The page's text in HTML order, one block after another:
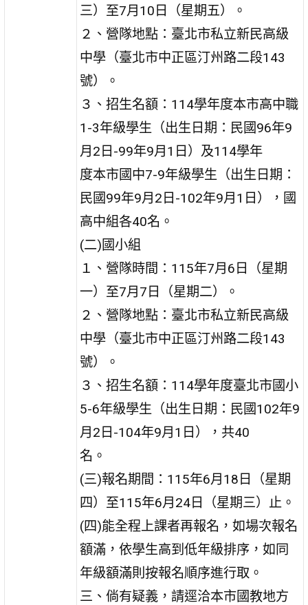
三）至7月10日（星期五）。
２、營隊地點：臺北市私立新民高級
中學（臺北市中正區汀州路二段143
號）。
３、招生名額：114學年度本市高中職
1-3年級學生（出生日期：民國96年9
月2日-99年9月1日）及114學年
度本市國中7-9年級學生（出生日期：
民國99年9月2日-102年9月1日），國
高中組各40名。
(二)國小組
１、營隊時間：115年7月6日（星期
一）至7月7日（星期二）。
２、營隊地點：臺北市私立新民高級
中學（臺北市中正區汀州路二段143
號）。
３、招生名額：114學年度臺北市國小
5-6年級學生（出生日期：民國102年9
月2日-104年9月1日），共40
名。
(三)報名期間：115年6月18日（星期
四）至115年6月24日（星期三）止。
(四)能全程上課者再報名，如場次報名
額滿，依學生高到低年級排序，如同
年級額滿則按報名順序進行取。
三、倘有疑義，請逕洽本市國教地方